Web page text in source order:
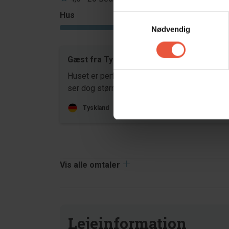
Nødvendig
Hus
4,4
Grund
Gæst fra Tyskland
Huset er perfekt til seks til otte personer. Det
ser dog større ud på billederne.
Tyskland
Vis alle omtaler
Lejeinformation